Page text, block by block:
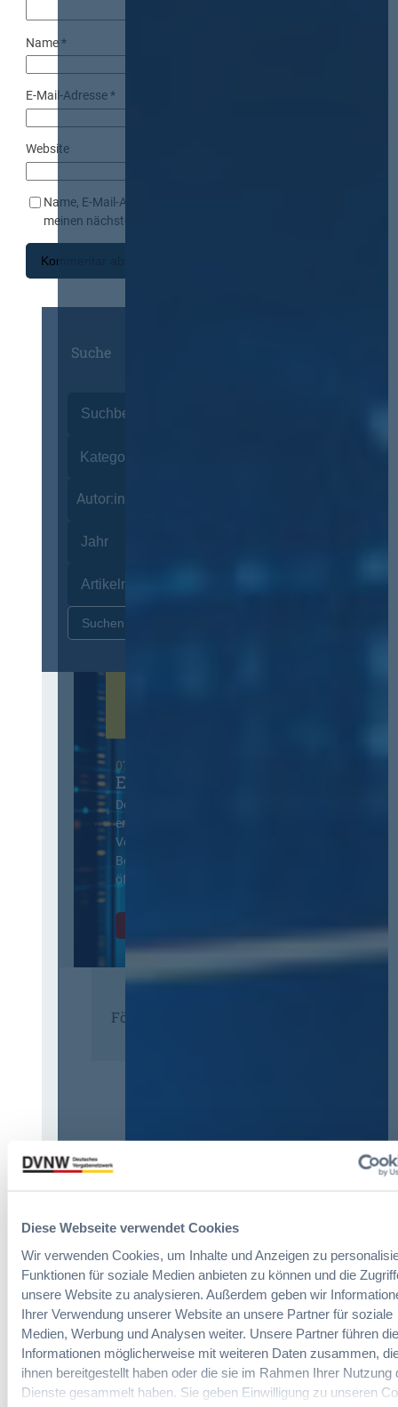
Diese Webseite verwendet Cookies
Wir verwenden Cookies, um Inhalte und Anzeigen zu
Funktionen für soziale Medien anbieten zu können und die
unsere Website zu analysieren. Außerdem geben wir
Ihrer Verwendung unserer Website an unsere Partner für soziale
Medien, Werbung und Analysen weiter. Unsere Partner führen
Informationen möglicherweise mit weiteren Daten zusammen,
ihnen bereitgestellt haben oder die sie im Rahmen Ihrer Nutzung
Dienste gesammelt haben. Sie geben Einwilligung zu unseren
Name*
E-Mail-Adresse*
Website
Name, E-Mail-Adresse und Website in diesem Browser für
meinen nächsten Kommentar speichern.
Suche
Autor:innen
07. Oktober 2026 in Berlin
EVB-IT Thementag
Der Thementag für die
ergänzenden
Vertragsbedingungen von IT-
Beschaffung in der
öffentlichen Verwaltung
Förderer
Immer informiert bleiben!
Möchten Sie keine Neuigkeiten aus dem